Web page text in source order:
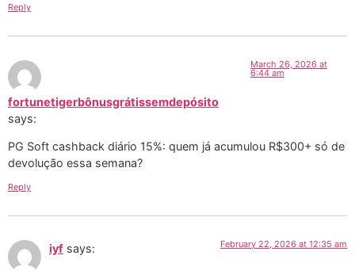
Reply
fortunetigerbônusgrátissemdepósito
says:
March 26, 2026 at
6:44 am
PG Soft cashback diário 15%: quem já acumulou R$300+ só de
devolução essa semana?
Reply
iyf says: February 22, 2026 at 12:35 am